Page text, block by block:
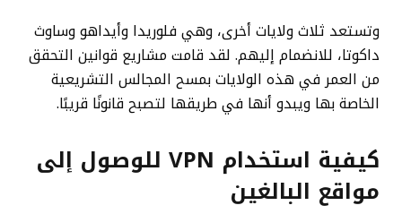
وتستعد ثلاث ولايات أخرى، وهي فلوريدا وأيداهو وساوث
داكوتا، للانضمام إليهم. لقد قامت مشاريع قوانين التحقق
من العمر في هذه الولايات بمسح المجالس التشريعية
الخاصة بها ويبدو أنها في طريقها لتصبح قانونًا قريبًا.
كيفية استخدام VPN للوصول إلى
مواقع البالغين